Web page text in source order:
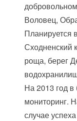
Воловец,
Планируется
Сходненский
роща, берег
На 2013 год в
мониторинг.
случае